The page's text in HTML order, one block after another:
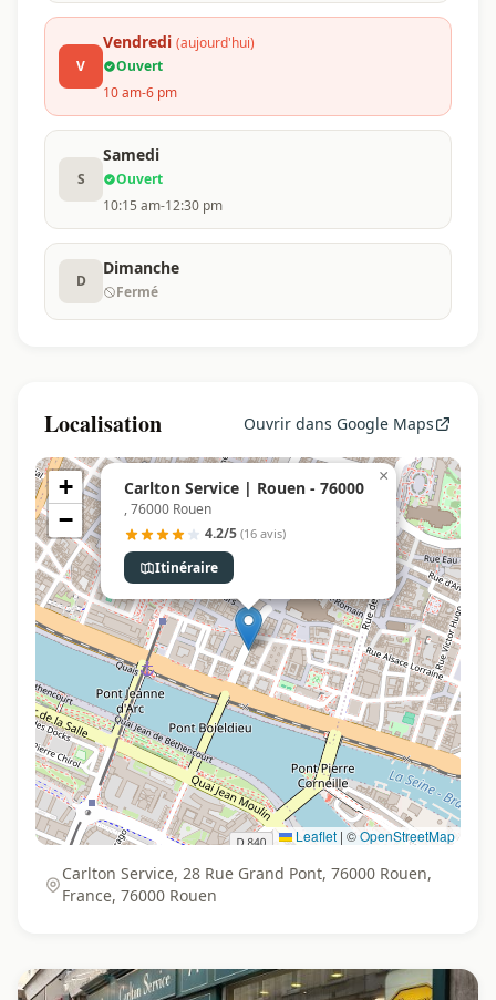
V
Vendredi (aujourd'hui)
Ouvert
10 am-6 pm
S
Samedi
Ouvert
10:15 am-12:30 pm
D
Dimanche
Fermé
Localisation Ouvrir dans Google Maps
Carlton Service | Rouen - 76000
, 76000 Rouen
4.2/5 (16 avis)
Itinéraire
×
+
−
Leaflet | ©OpenStreetMap
Carlton Service, 28 Rue Grand Pont, 76000 Rouen,
France, 76000 Rouen